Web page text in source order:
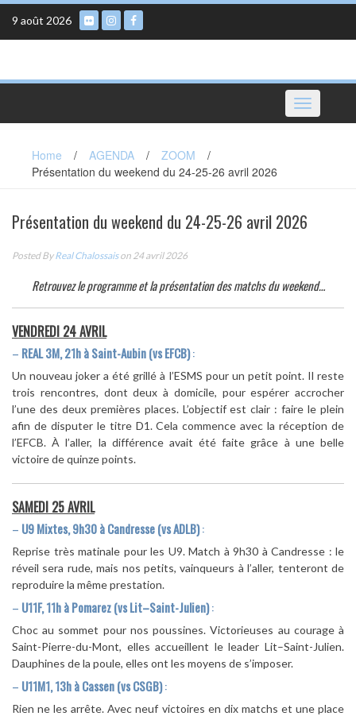
Skip
content
9 août 2026
Toggle
navigation
Home / AGENDA / ZOOM
/
Présentation du weekend du 24-25-26 avril 2026
Présentation du weekend du 24-25-26 avril 2026
Posted ByReal Chalossaison 24 avril 2026
Retrouvez le programme et la présentation des matchs du weekend…
VENDREDI 24 AVRIL
– REAL 3M, 21h à Saint-Aubin (vs EFCB):
Un nouveau joker a été grillé à l’ESMS pour un petit point. Il reste
trois rencontres, dont deux à domicile, pour espérer accrocher
l’une des deux premières places. L’objectif est clair : faire le plein
afin de disputer le titre D1. Cela commence avec la réception de
l’EFCB. À l’aller, la différence avait été faite grâce à une belle
victoire de quinze points.
SAMEDI 25 AVRIL
– U9 Mixtes, 9h30 à Candresse (vs ADLB):
Reprise très matinale pour les U9. Match à 9h30 à Candresse : le
réveil sera rude, mais nos petits, vainqueurs à l’aller, tenteront de
reproduire la même prestation.
– U11F, 11h à Pomarez (vs Lit–Saint-Julien):
Choc au sommet pour nos poussines. Victorieuses au courage à
Saint-Pierre-du-Mont, elles accueillent le leader Lit–Saint-Julien.
Dauphines de la poule, elles ont les moyens de s’imposer.
– U11M1, 13h à Cassen (vs CSGB):
Rien ne les arrête. Avec neuf victoires en dix matchs et une place